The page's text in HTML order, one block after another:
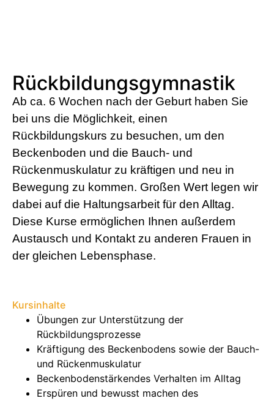
Rückbildungsgymnastik
Ab ca. 6 Wochen nach der Geburt haben Sie
bei uns die Möglichkeit, einen
Rückbildungskurs zu besuchen, um den
Beckenboden und die Bauch- und
Rückenmuskulatur zu kräftigen und neu in
Bewegung zu kommen. Großen Wert legen wir
dabei auf die Haltungsarbeit für den Alltag.
Diese Kurse ermöglichen Ihnen außerdem
Austausch und Kontakt zu anderen Frauen in
der gleichen Lebensphase.
Kursinhalte
Übungen zur Unterstützung der
Rückbildungsprozesse
Kräftigung des Beckenbodens sowie der Bauch-
und Rückenmuskulatur
Beckenbodenstärkendes Verhalten im Alltag
Erspüren und bewusst machen des